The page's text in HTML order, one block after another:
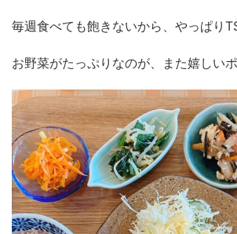
毎週食べても飽きないから、やっぱり
お野菜がたっぷりなのが、また嬉しいポ